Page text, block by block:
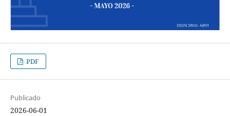
PDF
Publicado
2026-06-01